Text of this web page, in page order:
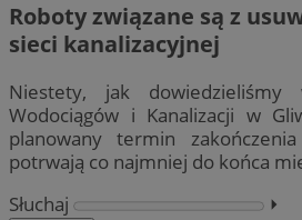
Roboty związane są z
sieci kanalizacyjnej
Niestety, jak dowiedzieliśmy
Wodociągów i Kanalizacji w
planowany termin
potrwają co najmniej do końca
Słuchaj
⏵︎